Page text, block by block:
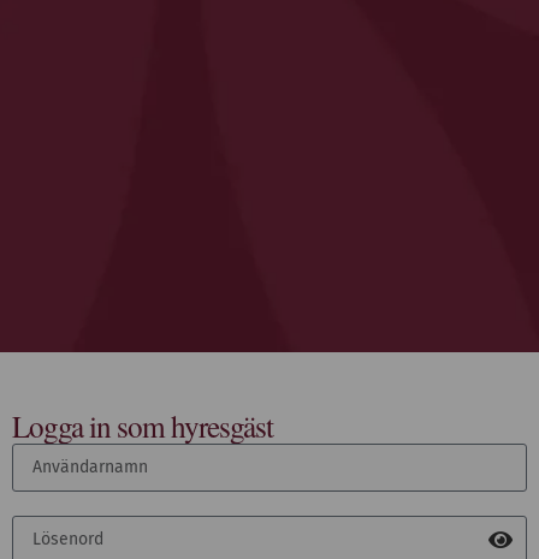
Logga in som hyresgäst